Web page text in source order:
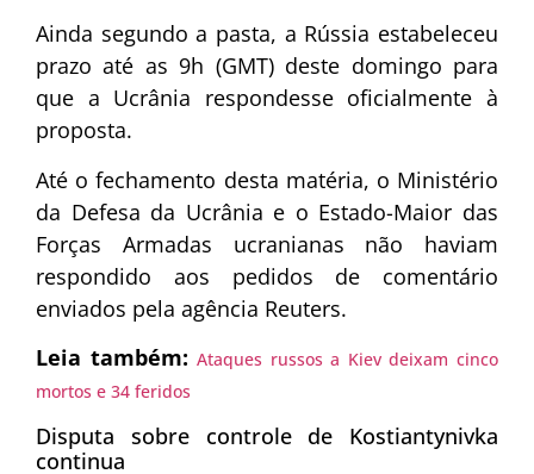
Ainda segundo a pasta, a Rússia estabeleceu
prazo até as 9h (GMT) deste domingo para
que a Ucrânia respondesse oficialmente à
proposta.
Até o fechamento desta matéria, o Ministério
da Defesa da Ucrânia e o Estado-Maior das
Forças Armadas ucranianas não haviam
respondido aos pedidos de comentário
enviados pela agência Reuters.
Leia também: Ataques russos a Kiev deixam cinco
mortos e 34 feridos
Disputa sobre controle de Kostiantynivka
continua